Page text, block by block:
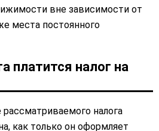
вне зависимости от
места постоянного
платится налог на
рассматриваемого налога
как только он оформляет